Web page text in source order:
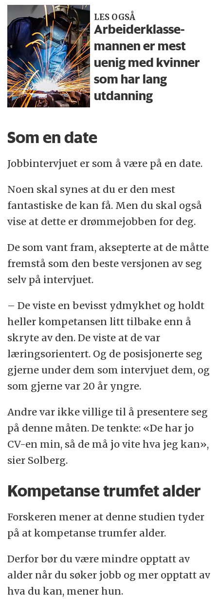
LES OGSÅ
Arbeiderklasse­
mannen er mest
uenig med kvinner
som har lang
utdanning
Som en date
Jobbintervjuet er som å være på en date.
Noen skal synes at du er den mest
fantastiske de kan få. Men du skal også
vise at dette er drømmejobben for deg.
De som vant fram, aksepterte at de måtte
fremstå som den beste versjonen av seg
selv på intervjuet.
– De viste en bevisst ydmykhet og holdt
heller kompetansen litt tilbake enn å
skryte av den. De viste at de var
læringsorientert. Og de posisjonerte seg
gjerne under dem som intervjuet dem, og
som gjerne var 20 år yngre.
Andre var ikke villige til å presentere seg
på denne måten. De tenkte: «De har jo
CV-en min, så de må jo vite hva jeg kan»,
sier Solberg.
Kompetanse trumfet alder
Forskeren mener at denne studien tyder
på at kompetanse trumfer alder.
Derfor bør du være mindre opptatt av
alder når du søker jobb og mer opptatt av
hva du kan, mener hun.